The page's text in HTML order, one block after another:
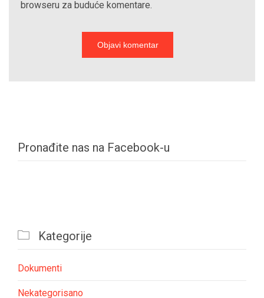
browseru za buduće komentare.
Pronađite nas na Facebook-u
 Kategorije
Dokumenti
Nekategorisano